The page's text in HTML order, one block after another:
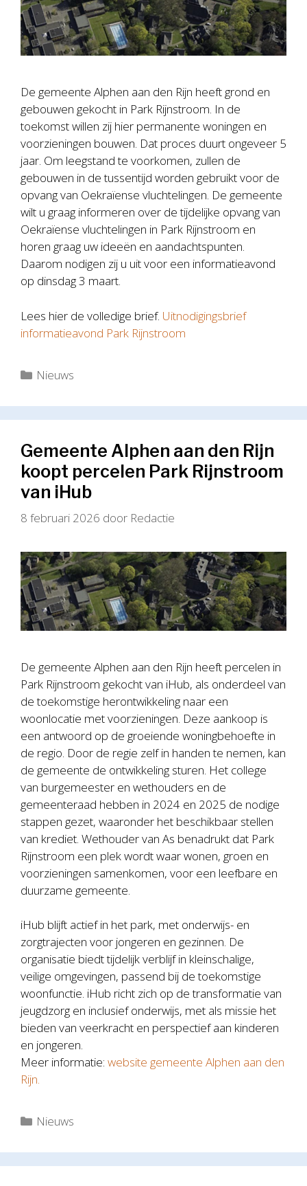
De gemeente Alphen aan den Rijn heeft grond en
gebouwen gekocht in Park Rijnstroom. In de
toekomst willen zij hier permanente woningen en
voorzieningen bouwen. Dat proces duurt ongeveer 5
jaar. Om leegstand te voorkomen, zullen de
gebouwen in de tussentijd worden gebruikt voor de
opvang van Oekraïense vluchtelingen. De gemeente
wilt u graag informeren over de tijdelijke opvang van
Oekraïense vluchtelingen in Park Rijnstroom en
horen graag uw ideeën en aandachtspunten.
Daarom nodigen zij u uit voor een informatieavond
op dinsdag 3 maart.
Lees hier de volledige brief. Uitnodigingsbrief
informatieavond Park Rijnstroom
Categorieën
Nieuws
Gemeente Alphen aan den Rijn
koopt percelen Park Rijnstroom
van iHub
8 februari 2026 door Redactie
De gemeente Alphen aan den Rijn heeft percelen in
Park Rijnstroom gekocht van iHub, als onderdeel van
de toekomstige herontwikkeling naar een
woonlocatie met voorzieningen. Deze aankoop is
een antwoord op de groeiende woningbehoefte in
de regio. Door de regie zelf in handen te nemen, kan
de gemeente de ontwikkeling sturen. Het college
van burgemeester en wethouders en de
gemeenteraad hebben in 2024 en 2025 de nodige
stappen gezet, waaronder het beschikbaar stellen
van krediet. Wethouder van As benadrukt dat Park
Rijnstroom een plek wordt waar wonen, groen en
voorzieningen samenkomen, voor een leefbare en
duurzame gemeente.
iHub blijft actief in het park, met onderwijs- en
zorgtrajecten voor jongeren en gezinnen. De
organisatie biedt tijdelijk verblijf in kleinschalige,
veilige omgevingen, passend bij de toekomstige
woonfunctie. iHub richt zich op de transformatie van
jeugdzorg en inclusief onderwijs, met als missie het
bieden van veerkracht en perspectief aan kinderen
en jongeren.
Meer informatie: website gemeente Alphen aan den
Rijn.
Categorieën
Nieuws